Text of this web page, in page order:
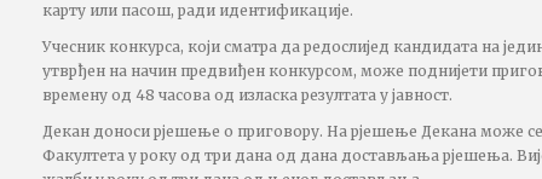
карту или пасош, ради идентификације.
Учесник конкурса, који сматра да редослијед кандидата на
утврђен на начин предвиђен конкурсом, може поднијети
времену од 48 часова од изласка резултата у јавност.
Декан доноси рјешење о приговору. На рјешење Декана може
Факултета у року од три дана од дана достављања рјешења.